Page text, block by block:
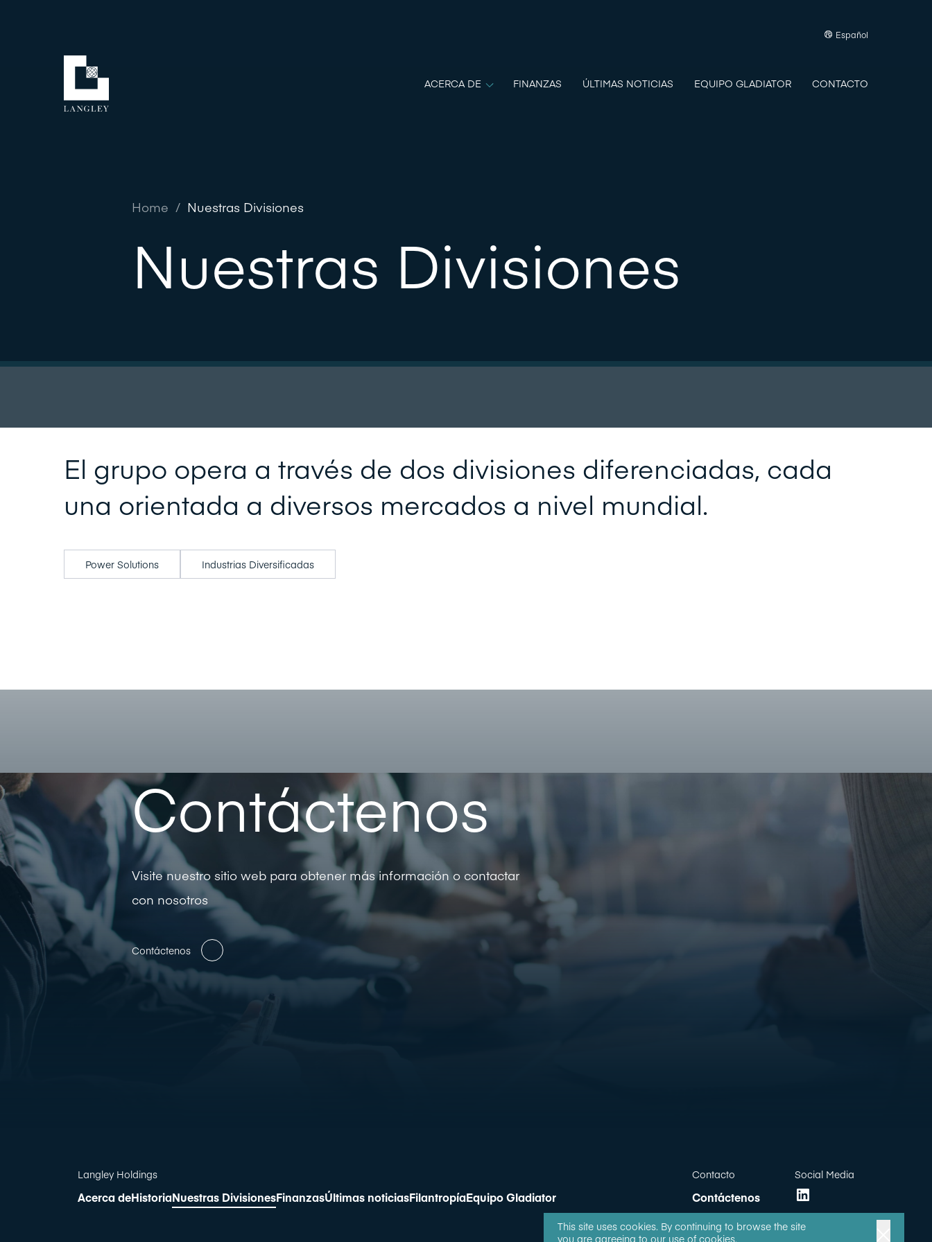
This site uses cookies. By continuing to browse the site
you are agreeing to our use of cookies.
Español
ACERCA DE FINANZAS ÚLTIMAS NOTICIAS EQUIPO GLADIATOR CONTACTO
Home / Nuestras Divisiones
Nuestras Divisiones
El grupo opera a través de dos divisiones diferenciadas, cada
una orientada a diversos mercados a nivel mundial.
Power Solutions Industrias Diversificadas
Contáctenos
Visite nuestro sitio web para obtener más información o contactar
con nosotros
Contáctenos
Langley Holdings
Acerca deHistoriaNuestras DivisionesFinanzasÚltimas noticiasFilantropíaEquipo Gladiator
Contacto
Contáctenos
Social Media